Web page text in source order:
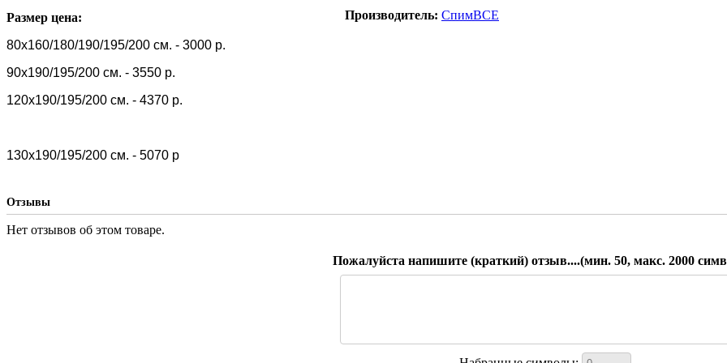
Производитель: СпимВСЕ
Размер цена:
80х160/180/190/195/200 см. - 3000 р.
90х190/195/200 см. - 3550 р.
120х190/195/200 см. - 4370 р.
130х190/195/200 см. - 5070 р
Отзывы
Нет отзывов об этом товаре.
Пожалуйста напишите (краткий) отзыв....(мин. 50, макс. 2000